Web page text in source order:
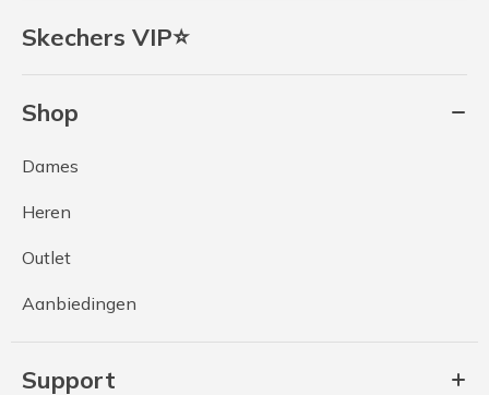
Skechers VIP⭐
Shop
Dames
Heren
Outlet
Aanbiedingen
Support